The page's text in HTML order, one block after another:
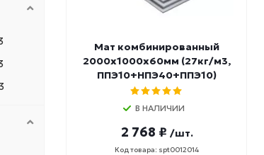
Мат комбинированный
2000х1000х60мм (27кг/м3,
ППЭ10+НПЭ40+ППЭ10)
В НАЛИЧИИ
2 768 ₽ /шт.
Код товара: spt0012014